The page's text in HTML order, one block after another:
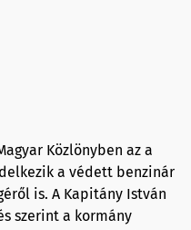
Közlönyben az a
a védett benzinár
is. A Kapitány István
szerint a kormány